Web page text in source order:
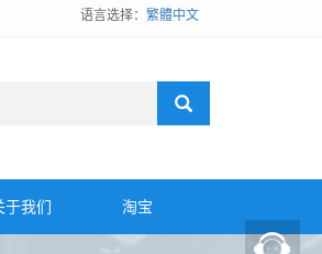
语言选择： 繁體中文
于我们 淘宝